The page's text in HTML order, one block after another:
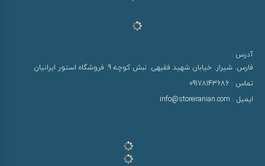
آدرس :
فارس. شیراز. خیابان شهید فقیهی. نبش کوچه 9. فروشگاه استور ایرانیان
تماس : 09178143686
ایمیل : info@storeiranian.com